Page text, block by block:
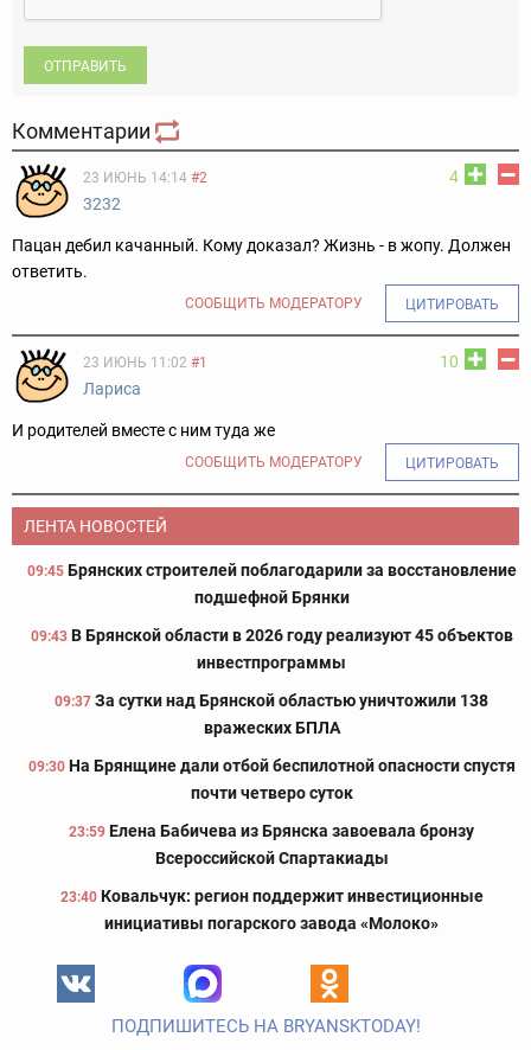
ОТПРАВИТЬ
Комментарии
4
23 ИЮНЬ 14:14 #2
3232
Пацан дебил качанный. Кому доказал? Жизнь - в жопу. Должен
ответить.
СООБЩИТЬ МОДЕРАТОРУ ЦИТИРОВАТЬ
10
23 ИЮНЬ 11:02 #1
Лариса
И родителей вместе с ним туда же
СООБЩИТЬ МОДЕРАТОРУ ЦИТИРОВАТЬ
ЛЕНТА НОВОСТЕЙ
09:45 Брянских строителей поблагодарили за восстановление
подшефной Брянки
09:43 В Брянской области в 2026 году реализуют 45 объектов
инвестпрограммы
09:37 За сутки над Брянской областью уничтожили 138
вражеских БПЛА
09:30 На Брянщине дали отбой беспилотной опасности спустя
почти четверо суток
23:59 Елена Бабичева из Брянска завоевала бронзу
Всероссийской Спартакиады
23:40 Ковальчук: регион поддержит инвестиционные
инициативы погарского завода «Молоко»
ПОДПИШИТЕСЬ НА BRYANSKTODAY!